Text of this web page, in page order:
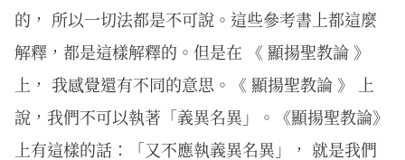
的， 所以一切法都是不可說。這些參考書上都這麼
解釋，都是這樣解釋的。但是在 《 顯揚聖教論 》
上， 我感覺還有不同的意思。《 顯揚聖教論 》 上
說，我們不可以執著「義異名異」。《顯揚聖教論》
上有這樣的話：「又不應執義異名異」， 就是我們